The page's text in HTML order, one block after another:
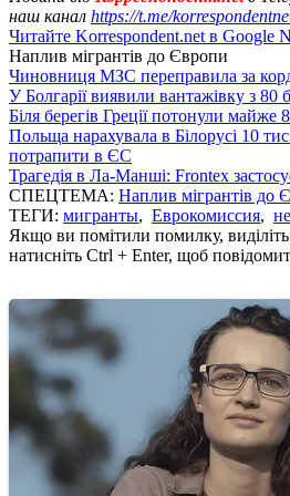
наш канал https://t.me/
Читайте Korrespondent.net в Google
Наплив мігрантів до Європи
Чиновниця МЗС переправила за
У Болгарії виявили вантажівку з 80
Біля берегів Греції потонули майже
Польща нарахувала в Білорусі 10
потрапити в ЄС
Трагедія в Ла-Манші: Frontex
СПЕЦТЕМА: Наплив мігрантів до
ТЕГИ: мигранты, Еврокомиссия,
Якщо ви помітили помилку, виділіть
натисніть Ctrl + Enter, щоб